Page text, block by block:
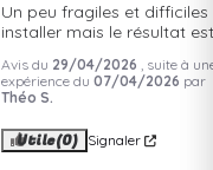
Un peu fragiles et difficiles
installer mais le résultat
Avis du 29/04/2026 , suite à
expérience du 07/04/2026 par
Théo S.
Utile(0) Signaler